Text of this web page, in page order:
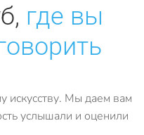
где вы
искусству. Мы даем вам
услышали и оценили